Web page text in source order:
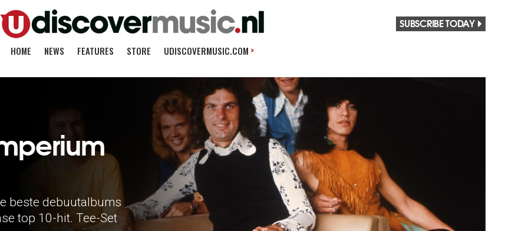
SUBSCRIBE TODAY
HOME NEWS FEATURES STORE UDISCOVERMUSIC.COM >
beste debuutalbums
top 10-hit. Tee-Set